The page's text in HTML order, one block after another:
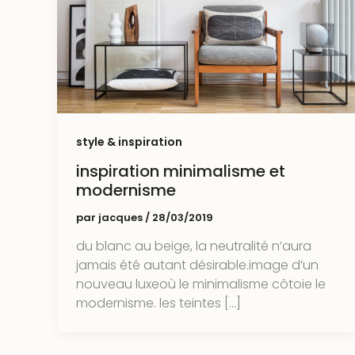
style & inspiration
inspiration minimalisme et
modernisme
par jacques/ 28/03/2019
du blanc au beige, la neutralité n’aura
jamais été autant désirable.image d’un
nouveau luxeoù le minimalisme côtoie le
modernisme. les teintes […]